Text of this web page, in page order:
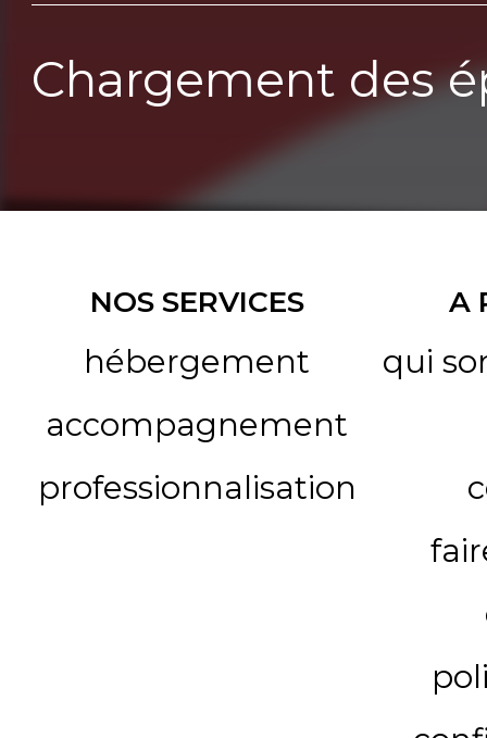
Chargement des
NOS SERVICES
hébergement
accompagnement
professionnalisation
A
qui